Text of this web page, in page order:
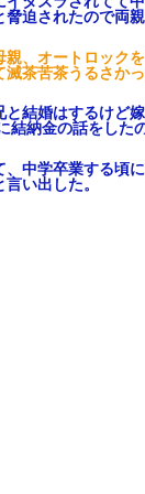
迫されたので両親
親、オートロック
滅茶苦茶うるさかっ
と結婚はするけど
結納金の話をした
、中学卒業する頃
い出した。